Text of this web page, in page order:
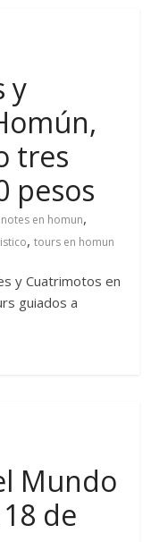
y
tres
pesos
en homun,
,tours en homun
y Cuatrimotos en
guiados a
Mundo
de